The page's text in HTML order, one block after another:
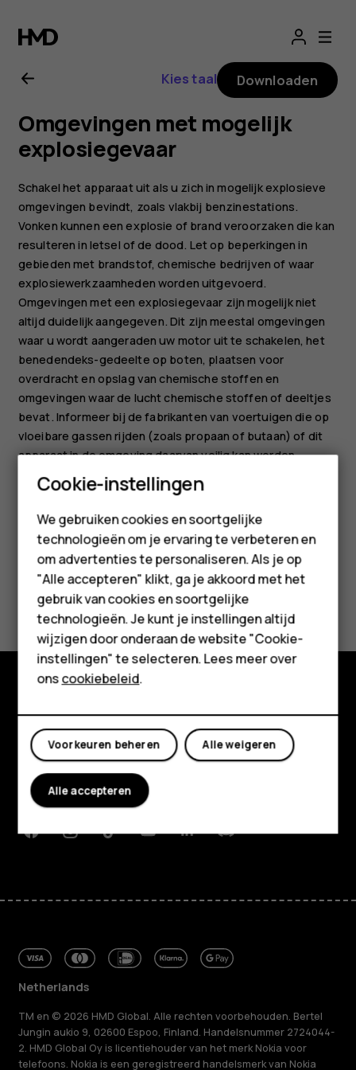
voor
Nokia
T20
Smartphones
Feature phones
Accessoires
HMD Terra M
Voor bedrijven
Tablets
Shop
Mijn account
Kies taal Downloaden
Omgevingen met mogelijk
explosiegevaar
Schakel het apparaat uit als u zich in mogelijk explosieve
omgevingen bevindt, zoals vlakbij benzinestations.
Vonken kunnen een explosie of brand veroorzaken die kan
resulteren in letsel of de dood. Let op beperkingen in
gebieden met brandstof, chemische bedrijven of waar
explosiewerkzaamheden worden uitgevoerd.
Omgevingen met een explosiegevaar zijn mogelijk niet
altijd duidelijk aangegeven. Dit zijn meestal omgevingen
waar u wordt aangeraden uw motor uit te schakelen, het
benedendeks-gedeelte op boten, plaatsen voor
overdracht en opslag van chemische stoffen en
omgevingen waar de lucht chemische stoffen of deeltjes
bevat. Informeer bij de fabrikanten van voertuigen die op
vloeibare gassen rijden (zoals propaan of butaan) of dit
apparaat in de omgeving daarvan veilig kan worden
gebruikt.
Was deze informatie nuttig?
Ja Nee
Over ons
Planet and people
Klantenservice
FacebookInstagram
TiktokYoutubeLinkedinDiscord
Netherlands
TM en © 2026 HMD Global. Alle rechten voorbehouden. Bertel
Jungin aukio 9, 02600 Espoo, Finland. Handelsnummer 2724044-
2. HMD Global Oy is licentiehouder van het merk Nokia voor
telefoons. Nokia is een geregistreerd handelsmerk van Nokia
Cookie-instellingen
We gebruiken cookies en soortgelijke
technologieën om je ervaring te verbeteren en
om advertenties te personaliseren. Als je op
"Alle accepteren" klikt, ga je akkoord met het
gebruik van cookies en soortgelijke
technologieën. Je kunt je instellingen altijd
wijzigen door onderaan de website "Cookie-
instellingen" te selecteren. Lees meer over
onscookiebeleid.
Alle weigeren
Voorkeuren beheren
Alle accepteren